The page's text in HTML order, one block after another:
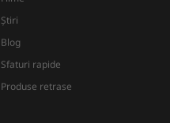
Știri
Blog
Sfaturi rapide
Produse retrase